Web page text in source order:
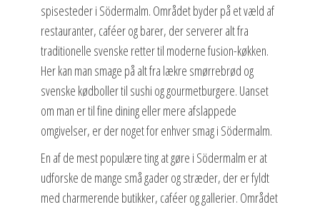
spisesteder i Södermalm. Området byder på et væld af
restauranter, caféer og barer, der serverer alt fra
traditionelle svenske retter til moderne fusion-køkken.
Her kan man smage på alt fra lækre smørrebrød og
svenske kødboller til sushi og gourmetburgere. Uanset
om man er til fine dining eller mere afslappede
omgivelser, er der noget for enhver smag i Södermalm.
En af de mest populære ting at gøre i Södermalm er at
udforske de mange små gader og stræder, der er fyldt
med charmerende butikker, caféer og gallerier. Området